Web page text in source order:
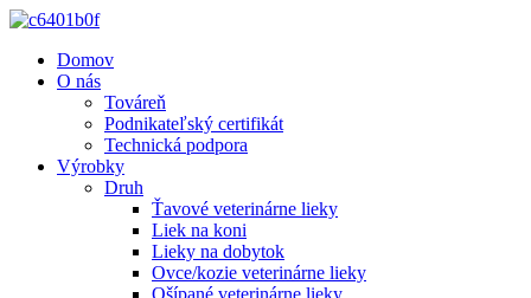
Domov
O nás
Továreň
Podnikateľský certifikát
Technická podpora
Výrobky
Druh
Ťavové veterinárne lieky
Liek na koni
Lieky na dobytok
Ovce/kozie veterinárne lieky
Ošípané veterinárne lieky